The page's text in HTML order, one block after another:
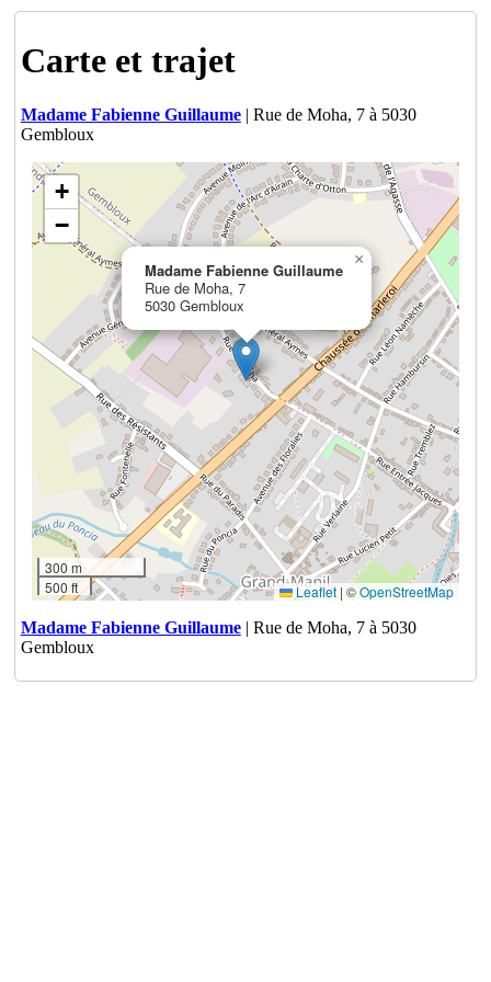
Carte et trajet
Madame Fabienne Guillaume| Rue de Moha, 7 à 5030
Gembloux
Madame Fabienne Guillaume
Rue de Moha, 7
5030 Gembloux
×
+
−
300 m
500 ft
Leaflet | ©OpenStreetMap
Madame Fabienne Guillaume| Rue de Moha, 7 à 5030
Gembloux